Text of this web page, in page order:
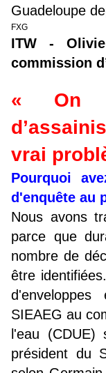
Guadeloupe
FXG
ITW -
commission
« On
vrai
Pourquoi
d'enquête au
Nous avons
parce que
nombre de
être
SIEAEG au
l'eau (CDUE)
président du